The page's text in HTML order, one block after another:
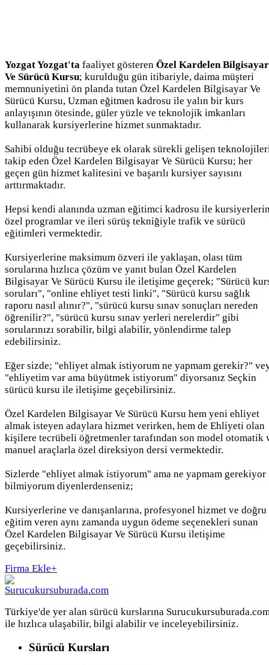
Yozgat Yozgat'ta faaliyet gösteren Özel Kardelen Bilgisayar
Ve Sürücü Kursu; kurulduğu gün itibariyle, daima müşteri
memnuniyetini ön planda tutan Özel Kardelen Bilgisayar Ve
Sürücü Kursu, Uzman eğitmen kadrosu ile yalın bir kurs
anlayışının ötesinde, güler yüzle ve teknolojik imkanları
kullanarak kursiyerlerine hizmet sunmaktadır.
Sahibi olduğu tecrübeye ek olarak sürekli gelişen
takip eden Özel Kardelen Bilgisayar Ve Sürücü Kursu; her
geçen gün hizmet kalitesini ve başarılı kursiyer sayısını
arttırmaktadır.
Hepsi kendi alanında uzman eğitimci kadrosu ile
özel programlar ve ileri sürüş tekniğiyle trafik ve sürücü
eğitimleri vermektedir.
Kursiyerlerine maksimum özveri ile yaklaşan, olası tüm
sorularına hızlıca çözüm ve yanıt bulan Özel Kardelen
Bilgisayar Ve Sürücü Kursu ile iletişime geçerek; "Sürücü
soruları", "online ehliyet testi linki", "Sürücü kursu sağlık
raporu nasıl alınır?", "sürücü kursu sınav sonuçları nereden
öğrenilir?", "sürücü kursu sınav yerleri nerelerdir" gibi
sorularınızı sorabilir, bilgi alabilir, yönlendirme talep
edebilirsiniz.
Eğer sizde; "ehliyet almak istiyorum ne yapmam gerekir?"
"ehliyetim var ama büyütmek istiyorum" diyorsanız Seçkin
sürücü kursu ile iletişime geçebilirsiniz.
Özel Kardelen Bilgisayar Ve Sürücü Kursu hem yeni ehliyet
almak isteyen adaylara hizmet verirken, hem de Ehliyeti olan
kişilere tecrübeli öğretmenler tarafından son model otomatik
manuel araçlarla özel direksiyon dersi vermektedir.
Sizlerde "ehliyet almak istiyorum" ama ne yapmam gerekiyor
bilmiyorum diyenlerdenseniz;
Kursiyerlerine ve danışanlarına, profesyonel hizmet ve doğru
eğitim veren aynı zamanda uygun ödeme seçenekleri sunan
Özel Kardelen Bilgisayar Ve Sürücü Kursu iletişime
geçebilirsiniz.
Firma Ekle+
Türkiye'de yer alan sürücü kurslarına
ile hızlıca ulaşabilir, bilgi alabilir ve inceleyebilirsiniz.
Sürücü Kursları